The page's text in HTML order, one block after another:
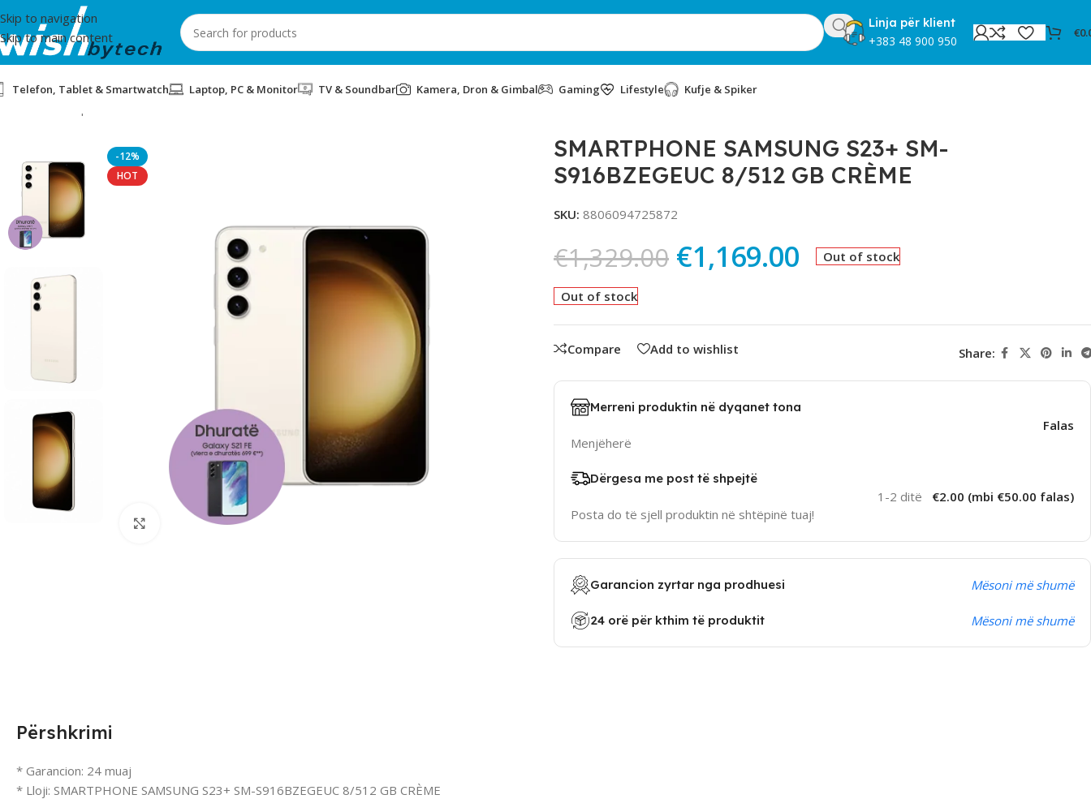
Skip to navigation
Skip to main content
Linja për klient
+383 48 900 950
€
Telefon, Tablet & Smartwatch Laptop, PC & Monitor TV & Soundbar Kamera, Dron & Gimbal Gaming Lifestyle Kufje & Spiker
-12%
HOT
Click to enlarge
SMARTPHONE SAMSUNG S23+ SM-
S916BZEGEUC 8/512 GB CRÈME
SKU: 8806094725872
€1,329.00 €1,169.00 Out of stock
Out of stock
Compare Add to wishlist Share:
Merreni produktin në dyqanet tona
Menjëherë
Falas
Dërgesa me post të shpejtë
Posta do të sjell produktin në shtëpinë tuaj!
1-2 ditë €2.00 (mbi €50.00 falas)
Garancion zyrtar nga prodhuesi Mësoni më shumë
24 orë për kthim të produktit Mësoni më shumë
Përshkrimi
* Garancion: 24 muaj
* Lloji: SMARTPHONE SAMSUNG S23+ SM-S916BZEGEUC 8/512 GB CRÈME